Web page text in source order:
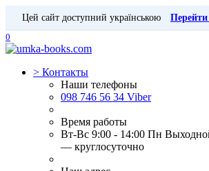
Цей сайт доступний українською Перейти
0
> Контакты
Наши телефоны
098 746 56 34 Viber
Время работы
Вт-Вс 9:00 - 14:00 Пн
— круглосуточно